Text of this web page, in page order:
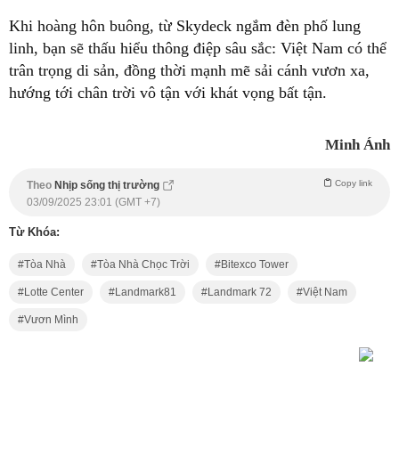
Khi hoàng hôn buông, từ Skydeck ngắm đèn phố lung
linh, bạn sẽ thấu hiểu thông điệp sâu sắc: Việt Nam có thể
trân trọng di sản, đồng thời mạnh mẽ sải cánh vươn xa,
hướng tới chân trời vô tận với khát vọng bất tận.
Minh Ánh
Theo Nhịp sống thị trường Copy link
03/09/2025 23:01 (GMT +7)
Từ Khóa:
Tòa Nhà Tòa Nhà Chọc Trời Bitexco Tower
Lotte Center Landmark81 Landmark 72 Việt Nam
Vươn Mình